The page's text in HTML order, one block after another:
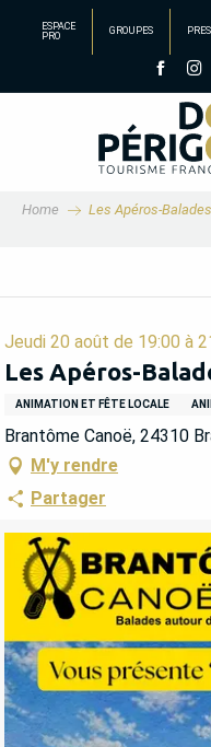
principal
ESPACE
PRO
GROUPES
Home Les Apéros-Balades
Jeudi 20 août de 19:00 à
Les Apéros-
ANIMATION ET FÊTE LOCALE
Brantôme Canoë, 24310
M'y rendre
Partager